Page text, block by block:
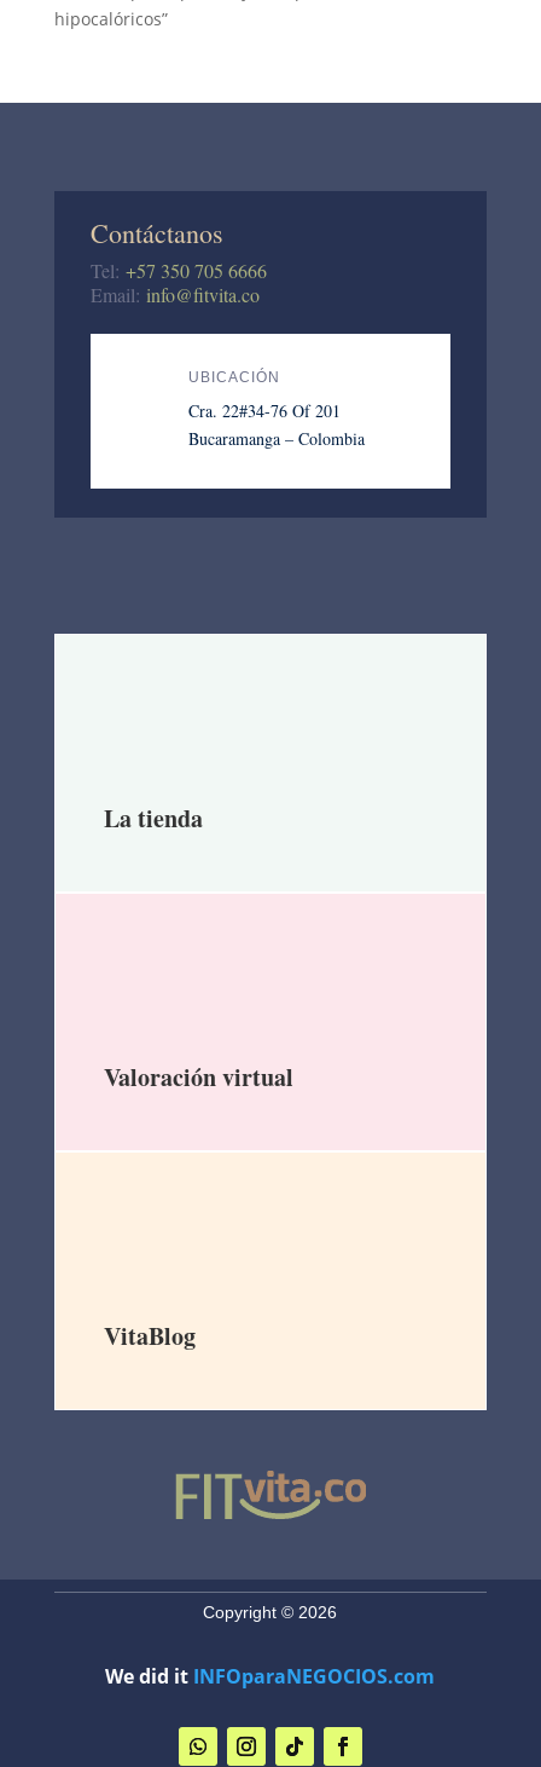
hipocalóricos”
Contáctanos
Tel: +57 350 705 6666
Email: info@fitvita.co
UBICACIÓN
Cra. 22#34-76 Of 201
Bucaramanga – Colombia
La tienda
Valoración virtual
VitaBlog
Copyright © 2026
We did it INFOparaNEGOCIOS.com